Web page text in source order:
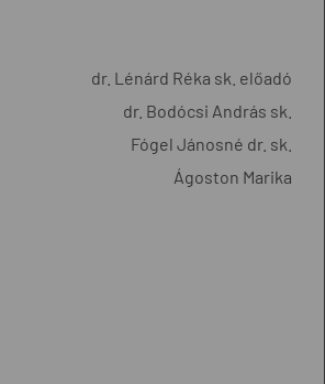
dr. Lénárd Réka sk. előadó
dr. Bodócsi András sk.
Fógel Jánosné dr. sk.
Ágoston Marika